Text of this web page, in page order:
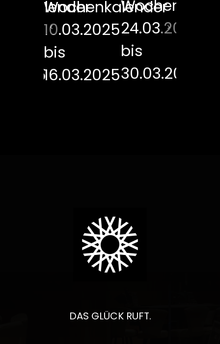
Wochenkalender
10.03.2025
bis
16.03.2025
24.03.2025
bis
30.03.2025
DAS GLÜCK RUFT.